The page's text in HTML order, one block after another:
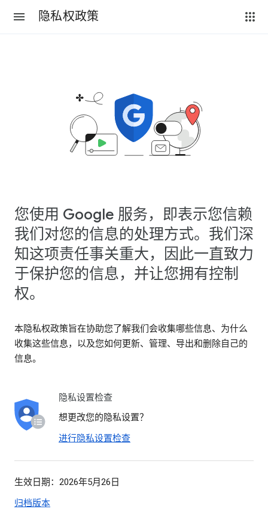
隐私权政策
您使用 Google 服务，即表示您信赖
我们对您的信息的处理方式。我们深
知这项责任事关重大，因此一直致力
于保护您的信息，并让您拥有控制
权。
本隐私权政策旨在协助您了解我们会收集哪些信息、为什么
收集这些信息，以及您如何更新、管理、导出和删除自己的
信息。
隐私设置检查
想更改您的隐私设置？
进行隐私设置检查
生效日期：2026年5月26日
归档版本